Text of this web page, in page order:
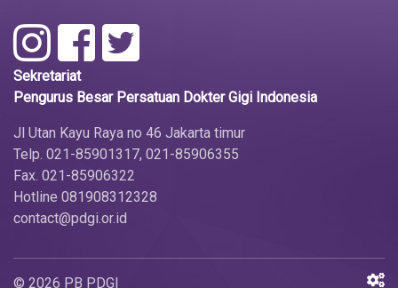
Sekretariat
Jl Utan Kayu Raya no 46 Jakarta timur
Telp. 021-85901317, 021-85906355
Fax. 021-85906322
Hotline 081908312328